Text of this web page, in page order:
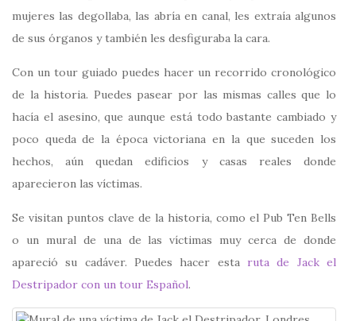
mujeres las degollaba, las abría en canal, les extraía algunos
de sus órganos y también les desfiguraba la cara.
Con un tour guiado puedes hacer un recorrido cronológico
de la historia. Puedes pasear por las mismas calles que lo
hacía el asesino, que aunque está todo bastante cambiado y
poco queda de la época victoriana en la que suceden los
hechos, aún quedan edificios y casas reales donde
aparecieron las víctimas.
Se visitan puntos clave de la historia, como el Pub Ten Bells
o un mural de una de las víctimas muy cerca de donde
apareció su cadáver. Puedes hacer estaruta de Jack el
Destripador con un tour Español.